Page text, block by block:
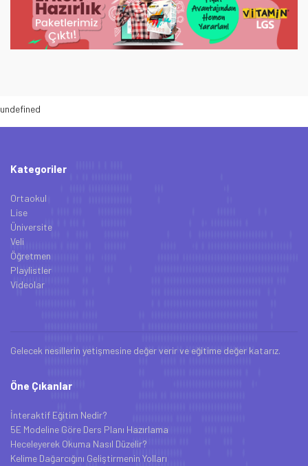
undefined
Kategoriler
Ortaokul
Lise
Üniversite
Veli
Öğretmen
Playlistler
Videolar
Gelecek nesillerin yetişmesine değer verir ve eğitime değer katarız.
Öne Çıkanlar
İnteraktif Eğitim Nedir?
5E Modeline Göre Ders Planı Hazırlama
Heceleyerek Okuma Nasıl Düzelir?
Kelime Dağarcığını Geliştirmenin Yolları